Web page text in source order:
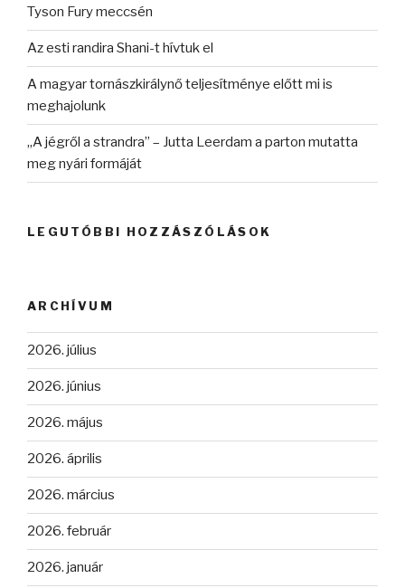
Tyson Fury meccsén
Az esti randira Shani-t hívtuk el
A magyar tornászkirálynő teljesítménye előtt mi is
meghajolunk
„A jégről a strandra” – Jutta Leerdam a parton mutatta
meg nyári formáját
LEGUTÓBBI HOZZÁSZÓLÁSOK
ARCHÍVUM
2026. július
2026. június
2026. május
2026. április
2026. március
2026. február
2026. január